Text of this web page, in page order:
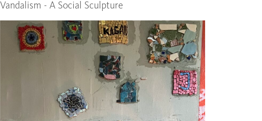
Vandalism - A Social Sculpture